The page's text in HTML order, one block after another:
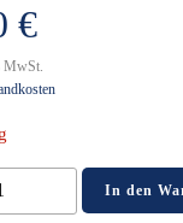
€
MwSt.
In den